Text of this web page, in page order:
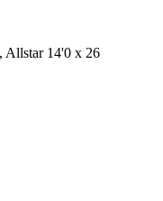
Allstar 14'0 x 26